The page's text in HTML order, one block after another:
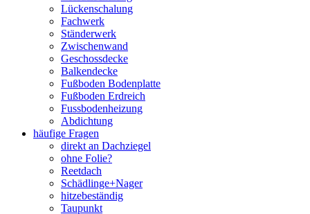
Lückenschalung
Fachwerk
Ständerwerk
Zwischenwand
Geschossdecke
Balkendecke
Fußboden Bodenplatte
Fußboden Erdreich
Fussbodenheizung
Abdichtung
häufige Fragen
direkt an Dachziegel
ohne Folie?
Reetdach
Schädlinge+Nager
hitzebeständig
Taupunkt